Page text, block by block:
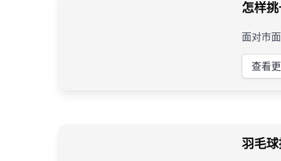
怎样
面对市
查看
羽毛